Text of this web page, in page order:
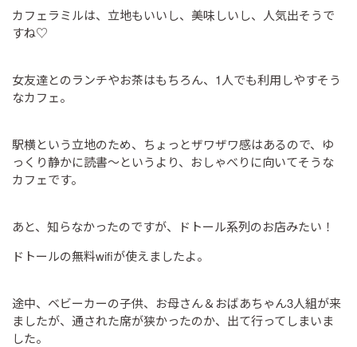
カフェラミルは、立地もいいし、美味しいし、人気出そうで
すね♡
女友達とのランチやお茶はもちろん、1人でも利用しやすそう
なカフェ。
駅横という立地のため、ちょっとザワザワ感はあるので、ゆ
っくり静かに読書～というより、おしゃべりに向いてそうな
カフェです。
あと、知らなかったのですが、ドトール系列のお店みたい！
ドトールの無料wifiが使えましたよ。
途中、ベビーカーの子供、お母さん＆おばあちゃん3人組が来
ましたが、通された席が狭かったのか、出て行ってしまいま
した。